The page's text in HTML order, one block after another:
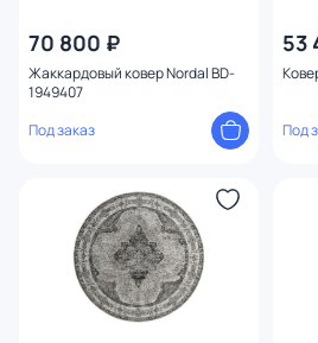
70 800 ₽
Жаккардовый ковер Nordal BD-
1949407
Под заказ
53
Под